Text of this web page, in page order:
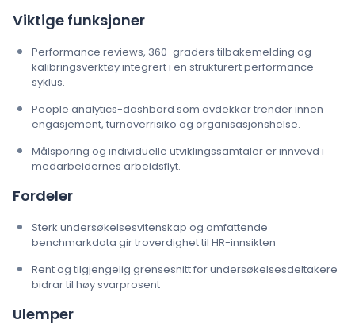
Viktige funksjoner
Performance reviews, 360-graders tilbakemelding og
kalibringsverktøy integrert i en strukturert performance-
syklus.
People analytics-dashbord som avdekker trender innen
engasjement, turnoverrisiko og organisasjonshelse.
Målsporing og individuelle utviklingssamtaler er innvevd i
medarbeidernes arbeidsflyt.
Fordeler
Sterk undersøkelsesvitenskap og omfattende
benchmarkdata gir troverdighet til HR-innsikten
Rent og tilgjengelig grensesnitt for undersøkelsesdeltakere
bidrar til høy svarprosent
Ulemper